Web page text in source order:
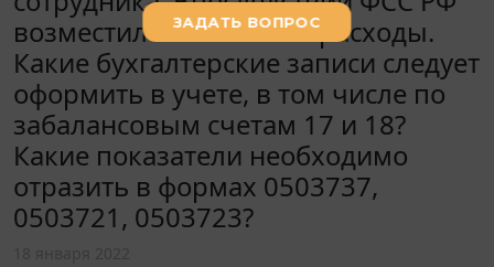
возместил понесенные расходы.
Какие бухгалтерские записи следует
оформить в учете, в том числе по
забалансовым счетам 17 и 18?
Какие показатели необходимо
отразить в формах 0503737,
0503721, 0503723?